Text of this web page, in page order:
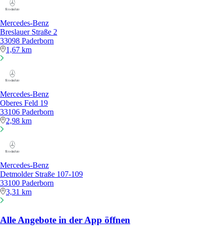
Mercedes-Benz
Breslauer Straße 2
33098 Paderborn
1,67 km
Mercedes-Benz
Oberes Feld 19
33106 Paderborn
2,98 km
Mercedes-Benz
Detmolder Straße 107-109
33100 Paderborn
3,31 km
Alle Angebote in der App öffnen